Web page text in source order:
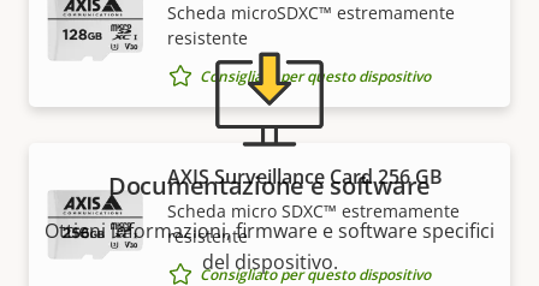
Scheda microSDXC™ estremamente
resistente
Consigliato per questo dispositivo
AXIS Surveillance Card 256 GB
Scheda micro SDXC™ estremamente
resistente
Consigliato per questo dispositivo
Documentazione e software
Ottieni informazioni, firmware e software specifici
del dispositivo.